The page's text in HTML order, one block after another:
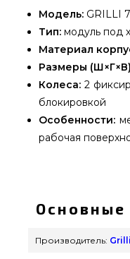
Модель: GRILLI
Тип: модуль под
Материал
Размеры
Колеса: 2
блокировкой
Особенности:
рабочая
надежного
доступной цене
брендовых
Основные
Производитель: